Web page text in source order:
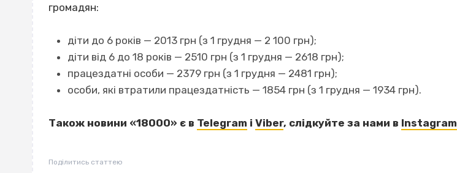
громадян:
діти до 6 років — 2013 грн (з 1 грудня — 2 100 грн);
діти від 6 до 18 років — 2510 грн (з 1 грудня — 2618 грн);
працездатні особи — 2379 грн (з 1 грудня — 2481 грн);
особи, які втратили працездатність — 1854 грн (з 1 грудня — 1934 грн).
Також новини «18000» є в Telegram і Viber, слідкуйте за нами в Instagram
Поділитись статтею